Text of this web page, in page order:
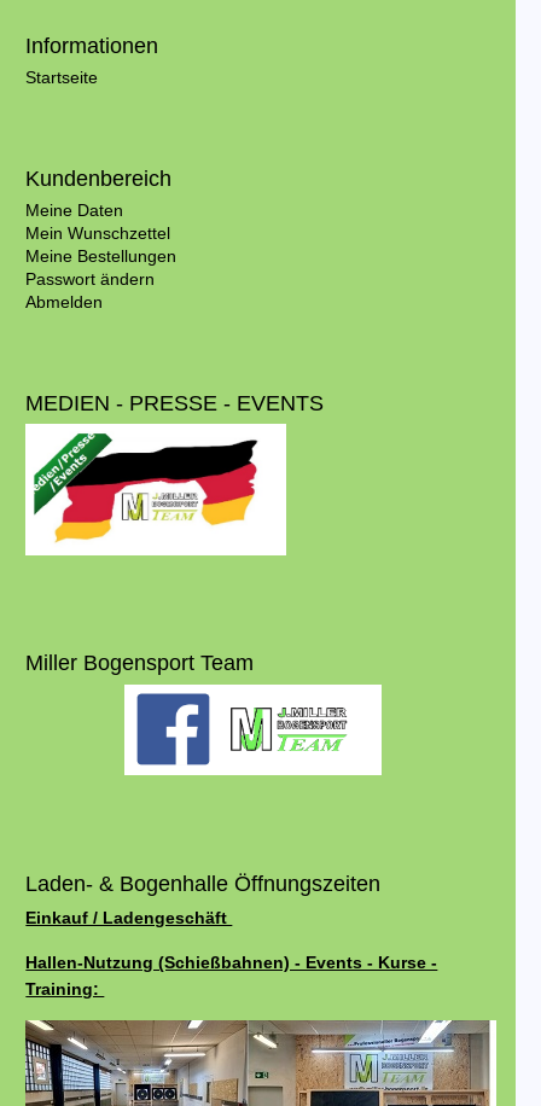
Informationen
Startseite
Kundenbereich
Meine Daten
Mein Wunschzettel
Meine Bestellungen
Passwort ändern
Abmelden
MEDIEN - PRESSE - EVENTS
Miller Bogensport Team
Laden- & Bogenhalle Öffnungszeiten
Einkauf / Ladengeschäft
Hallen-Nutzung (Schießbahnen) - Events - Kurse -
Training: